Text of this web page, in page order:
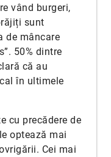
vând burgeri,
sunt
de mâncare
50% dintre
că au
în ultimele
cu precădere de
optează mai
Cei mai